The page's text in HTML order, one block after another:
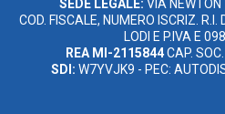
SEDE LEGALE: VIA
COD. FISCALE, NUMERO ISCRIZ.
LODI E P.IVA E
REA MI-2115844CAP.
SDI: W7YVJK9 - PEC: